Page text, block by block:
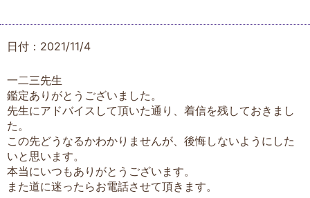
日付：2021/11/4
一二三先生
鑑定ありがとうございました。
先生にアドバイスして頂いた通り、着信を残しておきまし
た。
この先どうなるかわかりませんが、後悔しないようにした
いと思います。
本当にいつもありがとうございます。
また道に迷ったらお電話させて頂きます。